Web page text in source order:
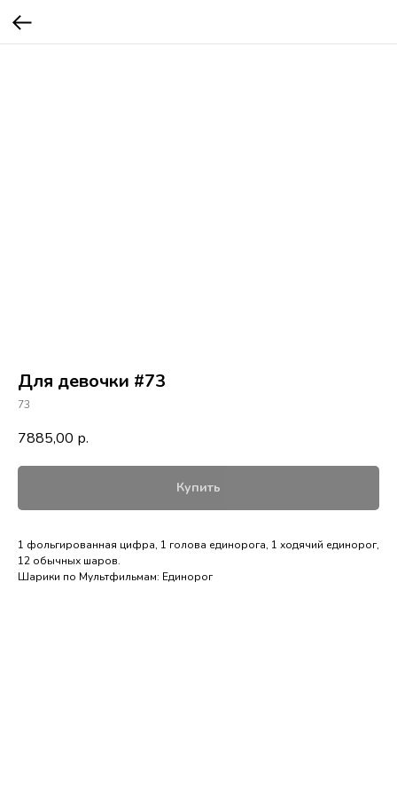
Для девочки #73
73
7885,00 р.
Купить
1 фольгированная цифра, 1 голова единорога, 1 ходячий единорог,
12 обычных шаров.
Шарики по Мультфильмам: Единорог